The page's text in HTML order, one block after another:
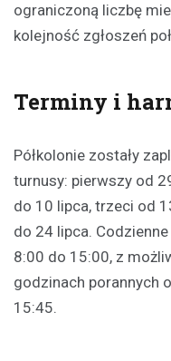
ograniczoną liczbę
kolejność zgłoszeń
Terminy i
Półkolonie zostały
turnusy: pierwszy od
do 10 lipca, trzeci od
do 24 lipca.
8:00 do 15:00, z
godzinach porannych
15:45.